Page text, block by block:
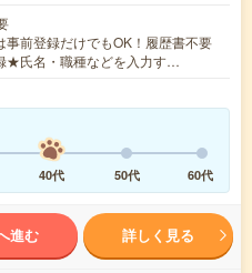
前登録だけでもOK！履歴書不要
★氏名・職種などを入力す…
40代 50代 60代
進む 詳しく見る